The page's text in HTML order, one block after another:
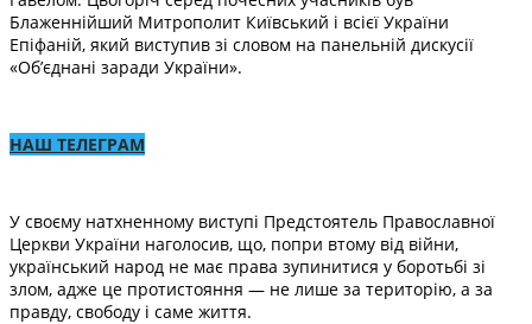
Блаженнійший Митрополит Київський і всієї України
Епіфаній, який виступив зі словом на панельній дискусії
«Об’єднані заради України».
НАШ ТЕЛЕГРАМ
У своєму натхненному виступі Предстоятель Православної
Церкви України наголосив, що, попри втому від війни,
український народ не має права зупинитися у боротьбі зі
злом, адже це протистояння — не лише за територію, а за
правду, свободу і саме життя.